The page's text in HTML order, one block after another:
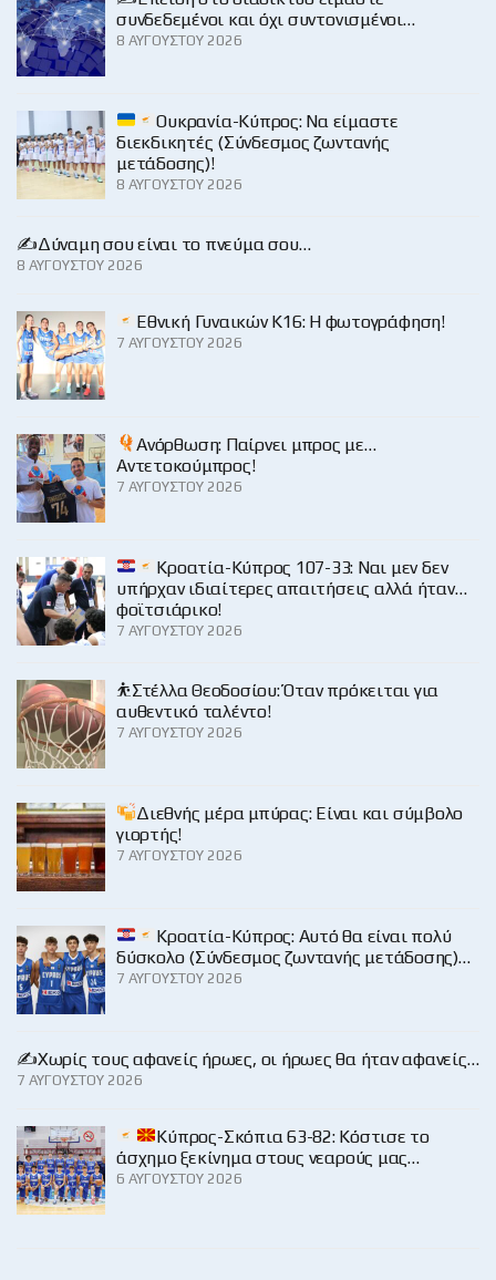
συνδεδεμένοι και όχι συντονισμένοι…
8 ΑΥΓΟΎΣΤΟΥ 2026
Ουκρανία-Κύπρος: Να είμαστε
διεκδικητές (Σύνδεσμος ζωντανής
μετάδοσης)!
8 ΑΥΓΟΎΣΤΟΥ 2026
✍️Δύναμη σου είναι το πνεύμα σου…
8 ΑΥΓΟΎΣΤΟΥ 2026
Εθνική Γυναικών Κ16: Η φωτογράφηση!
7 ΑΥΓΟΎΣΤΟΥ 2026
Ανόρθωση: Παίρνει μπρος με…
Αντετοκούμπρος!
7 ΑΥΓΟΎΣΤΟΥ 2026
Κροατία-Κύπρος 107-33: Ναι μεν δεν
υπήρχαν ιδιαίτερες απαιτήσεις αλλά ήταν…
φοϊτσιάρικο!
7 ΑΥΓΟΎΣΤΟΥ 2026
⛹️Στέλλα Θεοδοσίου: Όταν πρόκειται για
αυθεντικό ταλέντο!
7 ΑΥΓΟΎΣΤΟΥ 2026
Διεθνής μέρα μπύρας: Είναι και σύμβολο
γιορτής!
7 ΑΥΓΟΎΣΤΟΥ 2026
Κροατία-Κύπρος: Αυτό θα είναι πολύ
δύσκολο (Σύνδεσμος ζωντανής μετάδοσης)…
7 ΑΥΓΟΎΣΤΟΥ 2026
✍️Χωρίς τους αφανείς ήρωες, οι ήρωες θα ήταν αφανείς…
7 ΑΥΓΟΎΣΤΟΥ 2026
Κύπρος-Σκόπια 63-82: Κόστισε το
άσχημο ξεκίνημα στους νεαρούς μας…
6 ΑΥΓΟΎΣΤΟΥ 2026